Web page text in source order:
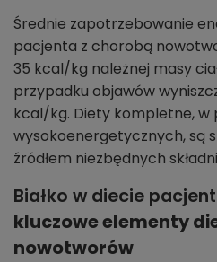
Średnie zapotrzebowanie
pacjenta z chorobą
35 kcal/kg należnej masy
przypadku objawów
kcal/kg. Diety kompletne, w
wysokoenergetycznych, są
źródłem niezbędnych
Białko w diecie
kluczowe elementy
nowotworów